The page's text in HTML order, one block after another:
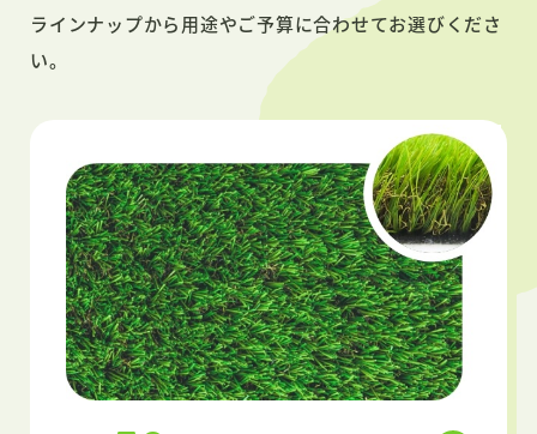
ラインナップから用途やご予算に合わせてお選びくださ
い。